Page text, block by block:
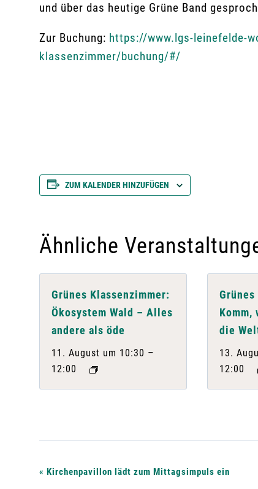
und über das heutige Grüne Band
Zur Buchung: https://www.lgs-leinefelde-
klassenzimmer/buchung/#/
ZUM KALENDER HINZUFÜGEN
Ähnliche
Grünes Klassenzimmer:
Ökosystem Wald – Alles
andere als öde
11. August um 10:30 –
12:00
Komm,
die
13.
12:00
V
« Kirchenpavillon lädt zum Mittagsimpuls ein